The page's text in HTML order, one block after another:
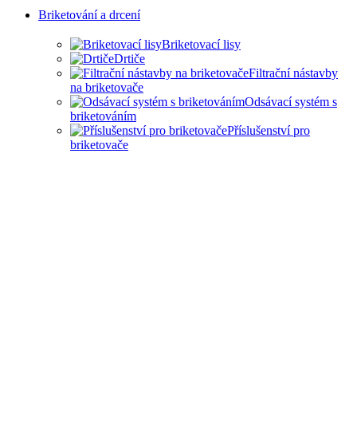
Briketování a drcení
Briketovací lisy
Drtiče
Filtrační nástavby
na briketovače
Odsávací systém s
briketováním
Příslušenství pro
briketovače